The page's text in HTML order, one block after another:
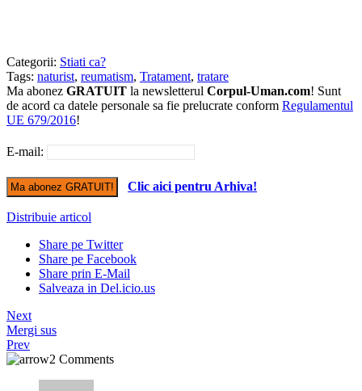
Categorii: Stiati ca?
Tags: naturist, reumatism, Tratament, tratare
Ma abonez GRATUIT la newsletterul Corpul-Uman.com! Sunt
de acord ca datele personale sa fie prelucrate conform Regulamentul
UE 679/2016!
E-mail:
Clic aici pentru Arhiva!
Distribuie articol
Share pe Twitter
Share pe Facebook
Share prin E-Mail
Salveaza in Del.icio.us
Next
Mergi sus
Prev
2 Comments